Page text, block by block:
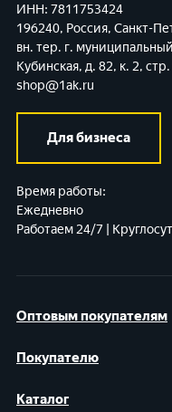
Оптовым покупателям
Покупателю
Каталог
ИНН: 7811753424
196240, Россия, Санкт-
вн. тер. г.
Кубинская, д. 82, к. 2,
shop@1ak.ru
Для бизнеса
Время работы:
Ежедневно
Работаем 24/7 |